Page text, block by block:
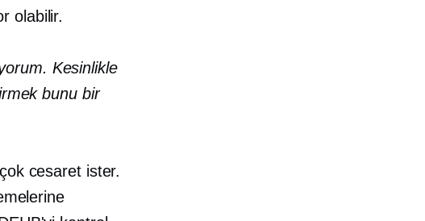
olabilir.
Kesinlikle
bunu bir
cesaret ister.